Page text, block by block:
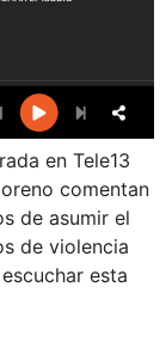
en Tele13
comentan
de asumir el
de violencia
esta